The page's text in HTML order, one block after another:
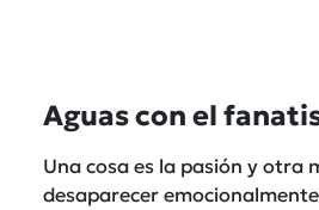
Aguas con el
Una cosa es la pasión y otra
desaparecer